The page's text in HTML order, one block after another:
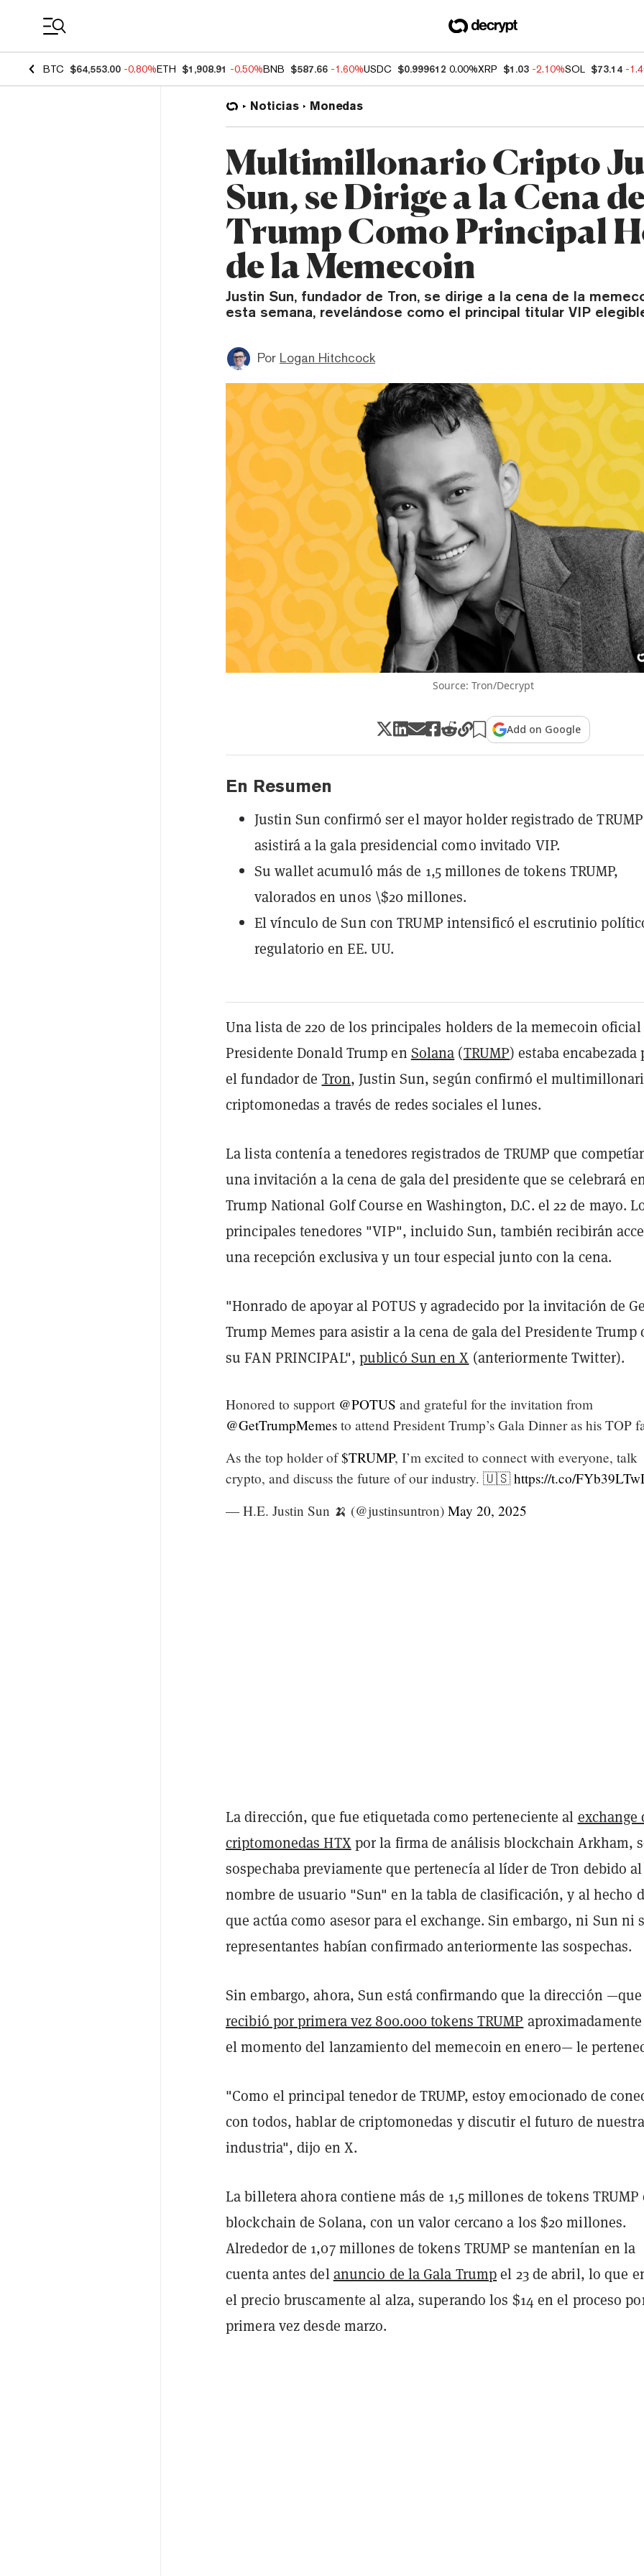
BTC $64,553.00 -0.80%ETH $1,908.91 -0.50%BNB $587.66 -1.60%USDC $0.999612 0.00%XRP $1.03 -2.10%SOL $73.14 -
Noticias Monedas
Multimillonario Cripto
Sun, se Dirige a la Cena
Trump Como Principal
de la Memecoin
Justin Sun, fundador de Tron, se dirige a la cena de la
esta semana, revelándose como el principal titular VIP
Por Logan Hitchcock
Source: Tron/Decrypt
Add on Google
En Resumen
Justin Sun confirmó ser el mayor holder registrado de
asistirá a la gala presidencial como invitado VIP.
Su wallet acumuló más de 1,5 millones de tokens TRUMP,
valorados en unos \$20 millones.
El vínculo de Sun con TRUMP intensificó el escrutinio
regulatorio en EE. UU.
Una lista de 220 de los principales holders de la memecoin
Presidente Donald Trump en Solana (TRUMP) estaba encabezada
el fundador de Tron, Justin Sun, según confirmó el
criptomonedas a través de redes sociales el lunes.
La lista contenía a tenedores registrados de TRUMP que
una invitación a la cena de gala del presidente que se celebrará
Trump National Golf Course en Washington, D.C. el 22 de mayo.
principales tenedores "VIP", incluido Sun, también recibirán
una recepción exclusiva y un tour especial junto con la cena.
"Honrado de apoyar al POTUS y agradecido por la invitación de
Trump Memes para asistir a la cena de gala del Presidente Trump
su FAN PRINCIPAL", publicó Sun en X (anteriormente Twitter).
Honored to support @POTUS and grateful for the invitation from
@GetTrumpMemes to attend President Trump’s Gala Dinner as his TOP
As the top holder of$TRUMP, I’m excited to connect with everyone, talk
crypto, and discuss the future of our industry. 🇺🇸https://t.co/
— H.E. Justin Sun 🍌 (@justinsuntron) May 20, 2025
La dirección, que fue etiquetada como perteneciente al exchange
criptomonedas HTXpor la firma de análisis blockchain Arkham,
sospechaba previamente que pertenecía al líder de Tron debido al
nombre de usuario "Sun" en la tabla de clasificación, y al hecho
que actúa como asesor para el exchange. Sin embargo, ni Sun ni
representantes habían confirmado anteriormente las sospechas.
Sin embargo, ahora, Sun está confirmando que la dirección —que
recibió por primera vez 800.000 tokens TRUMP
el momento del lanzamiento del memecoin en enero— le
"Como el principal tenedor de TRUMP, estoy emocionado de
con todos, hablar de criptomonedas y discutir el futuro de nuestra
industria", dijo en X.
La billetera ahora contiene más de 1,5 millones de tokens TRUMP
blockchain de Solana, con un valor cercano a los $20 millones.
Alrededor de 1,07 millones de tokens TRUMP se mantenían en la
cuenta antes delanuncio de la Gala Trumpel 23 de abril, lo que
el precio bruscamente al alza, superando los $14 en el proceso
primera vez desde marzo.